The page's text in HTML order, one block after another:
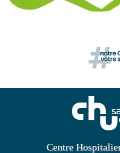
Centre